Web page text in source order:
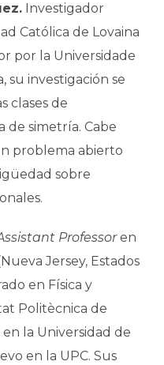
Investigador
Católica de Lovaina
por la Universidade
su investigación se
clases de
de simetría. Cabe
problema abierto
sobre
Professoren
Jersey, Estados
en Física y
Politècnica de
la Universidad de
en la UPC. Sus